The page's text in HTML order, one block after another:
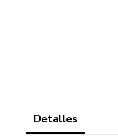
Detalles